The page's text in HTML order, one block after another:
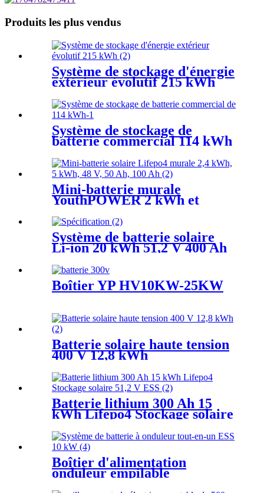
Produits les plus vendus
Système de stockage d'énergie
extérieur évolutif 215 kWh
Système de stockage de
batterie commercial 114 kWh
Mini-batterie murale
YouthPOWER 2 kWh et
Système de batterie solaire
Li-ion 20 kWh 51,2 V 400 Ah
Boîtier YP HV10KW-25KW
Batterie solaire haute tension
400 V 12,8 kWh
Batterie lithium 300 Ah 15
kWh Lifepo4 Stockage solaire
Boîtier d'alimentation
onduleur empilable
YouthPOWER HV